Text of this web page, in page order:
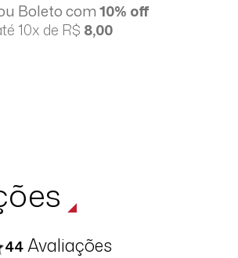
Boleto com10% off
10x de R$ 8,00
44Avaliações